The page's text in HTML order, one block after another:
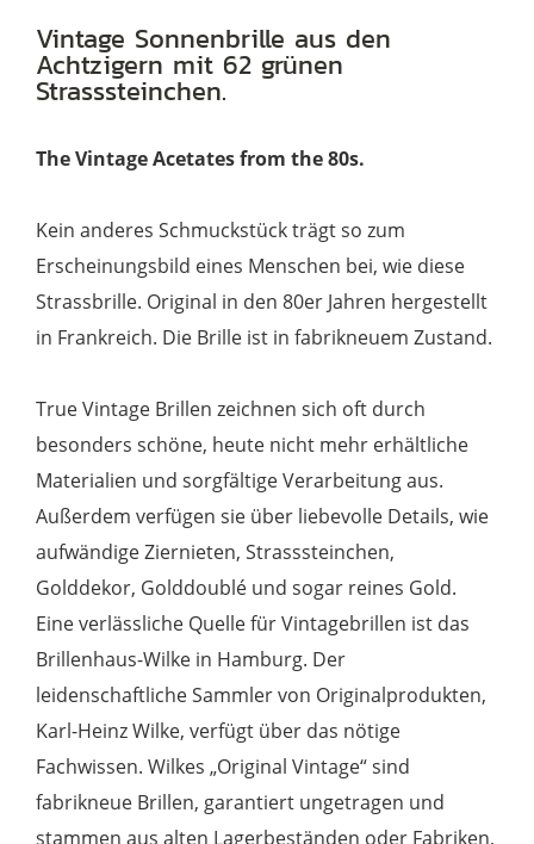
80er
Jahren,
grünen
Menge
Vintage Sonnenbrille aus den
Achtzigern mit 62 grünen
Strasssteinchen.
The Vintage Acetates from the 80s.
Kein anderes Schmuckstück trägt so zum
Erscheinungsbild eines Menschen bei, wie diese
Strassbrille. Original in den 80er Jahren hergestellt
in Frankreich. Die Brille ist in fabrikneuem Zustand.
True Vintage Brillen zeichnen sich oft durch
besonders schöne, heute nicht mehr erhältliche
Materialien und sorgfältige Verarbeitung aus.
Außerdem verfügen sie über liebevolle Details, wie
aufwändige Ziernieten, Strasssteinchen,
Golddekor, Golddoublé und sogar reines Gold.
Eine verlässliche Quelle für Vintagebrillen ist das
Brillenhaus-Wilke in Hamburg. Der
leidenschaftliche Sammler von Originalprodukten,
Karl-Heinz Wilke, verfügt über das nötige
Fachwissen. Wilkes „Original Vintage“ sind
fabrikneue Brillen, garantiert ungetragen und
stammen aus alten Lagerbeständen oder Fabriken,